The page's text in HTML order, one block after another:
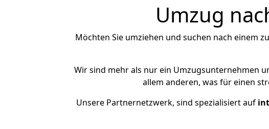
Umzug
Möchten Sie umziehen und suchen nach einem
Wir sind mehr als nur ein Umzugsunternehmen
allem anderen, was für einen
Unsere Partnernetzwerk, sind spezialisiert auf